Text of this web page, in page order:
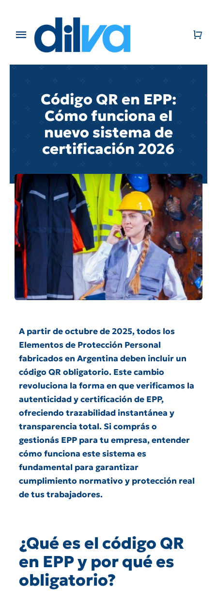
contentToggle
Home
EMPRESA
PRODUCTOS
CATÁLOGO
CONTACTO
BLOG
Código QR en EPP:
Cómo funciona el
nuevo sistema de
certificación 2026
A partir de octubre de 2025, todos los
Elementos de Protección Personal
fabricados en Argentina deben incluir un
código QR obligatorio. Este cambio
revoluciona la forma en que verificamos la
autenticidad y certificación de EPP,
ofreciendo trazabilidad instantánea y
transparencia total. Si comprás o
gestionás EPP para tu empresa, entender
cómo funciona este sistema es
fundamental para garantizar
cumplimiento normativo y protección real
de tus trabajadores.
¿Qué es el código QR
en EPP y por qué es
obligatorio?